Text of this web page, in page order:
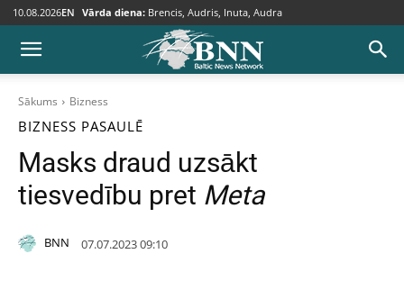
10.08.2026EN Vārda diena: Brencis, Audris, Inuta, Audra
Sākums Bizness
BIZNESS PASAULĒ
Masks draud uzsākt
tiesvedību pret Meta
BNN 07.07.2023 09:10